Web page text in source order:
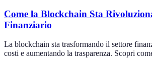
Come la Blockchain Sta
Finanziario
La blockchain sta trasformando il settore
costi e aumentando la trasparenza. Scopri